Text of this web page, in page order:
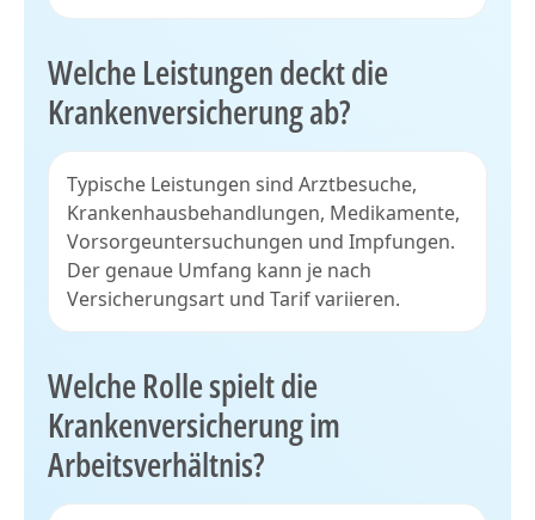
Welche Leistungen deckt die
Krankenversicherung ab?
Typische Leistungen sind Arztbesuche,
Krankenhausbehandlungen, Medikamente,
Vorsorgeuntersuchungen und Impfungen.
Der genaue Umfang kann je nach
Versicherungsart und Tarif variieren.
Welche Rolle spielt die
Krankenversicherung im
Arbeitsverhältnis?